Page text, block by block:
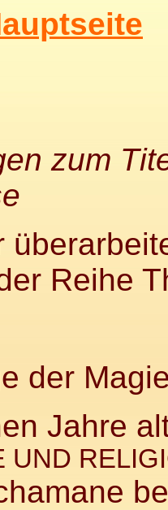
zum
Reihe
der
Jahre